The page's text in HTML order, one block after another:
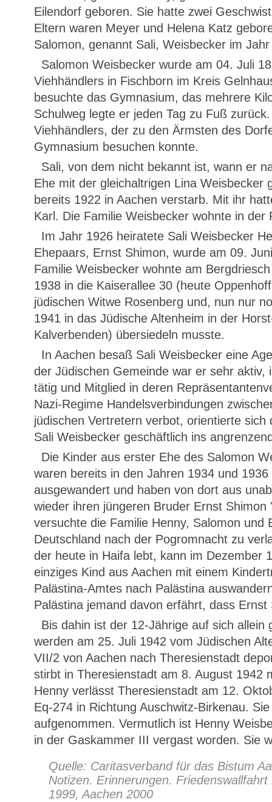
Eilendorf geboren. Sie hatte zwei
Eltern waren Meyer und Helena Katz
Salomon, genannt Sali, Weisbecker im
Salomon Weisbecker wurde am 04. Juli
Viehhändlers in Fischborn im Kreis
besuchte das Gymnasium, das mehrere
Schulweg legte er jeden Tag zu Fuß
Viehhändlers, der zu den Ärmsten des
Gymnasium besuchen konnte.
Sali, von dem nicht bekannt ist, wann er
Ehe mit der gleichaltrigen Lina Weisbecker
bereits 1922 in Aachen verstarb. Mit ihr
Karl. Die Familie Weisbecker wohnte in der
Im Jahr 1926 heiratete Sali Weisbecker
Ehepaars, Ernst Shimon, wurde am 09.
Familie Weisbecker wohnte am
1938 in die Kaiserallee 30 (heute
jüdischen Witwe Rosenberg und, nun nur
1941 in das Jüdische Altenheim in der
Kalverbenden) übersiedeln musste.
In Aachen besaß Sali Weisbecker eine
der Jüdischen Gemeinde war er sehr aktiv,
tätig und Mitglied in deren
Nazi-Regime Handelsverbindungen
jüdischen Vertretern verbot, orientierte
Sali Weisbecker geschäftlich ins
Die Kinder aus erster Ehe des Salomon
waren bereits in den Jahren 1934 und
ausgewandert und haben von dort aus
wieder ihren jüngeren Bruder Ernst Shimon
versuchte die Familie Henny, Salomon und
Deutschland nach der Pogromnacht zu
der heute in Haifa lebt, kann im Dezember
einziges Kind aus Aachen mit einem
Palästina-Amtes nach Palästina
Palästina jemand davon erfährt, dass
Bis dahin ist der 12-Jährige auf sich allein
werden am 25. Juli 1942 vom Jüdischen
VII/2 von Aachen nach Theresienstadt
stirbt in Theresienstadt am 8. August 1942
Henny verlässt Theresienstadt am 12.
Eq-274 in Richtung Auschwitz-Birkenau.
aufgenommen. Vermutlich ist Henny
in der Gaskammer III vergast worden. Sie
Quelle: Caritasverband für das Bistum
Notizen. Erinnerungen.
1999, Aachen 2000